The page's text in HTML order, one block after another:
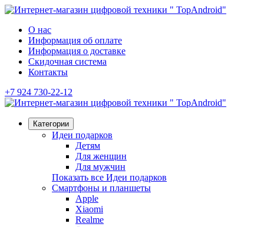
О нас
Информация об оплате
Информация о доставке
Скидочная система
Контакты
+7 924 730-22-12
Категории
Идеи подарков
Детям
Для женщин
Для мужчин
Показать все Идеи подарков
Смартфоны и планшеты
Apple
Xiaomi
Realme